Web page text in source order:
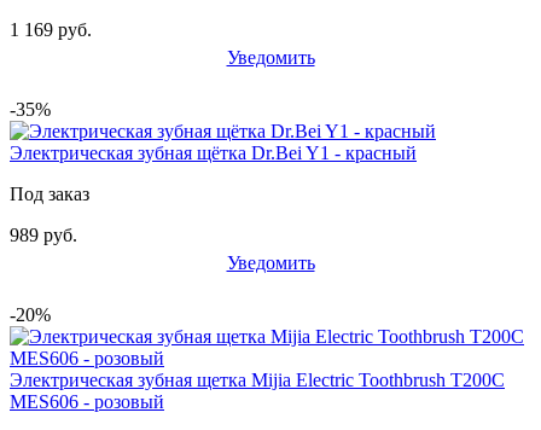
1 169 руб.
Уведомить
-35%
Электрическая зубная щётка Dr.Bei Y1 - красный
Под заказ
989 руб.
Уведомить
-20%
Электрическая зубная щетка Mijia Electric Toothbrush T200C
MES606 - розовый